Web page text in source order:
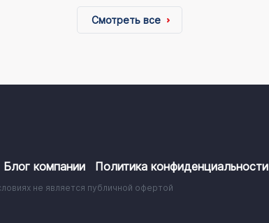
Смотреть все
Блог компании Политика конфиденциальности
не является публичной офертой